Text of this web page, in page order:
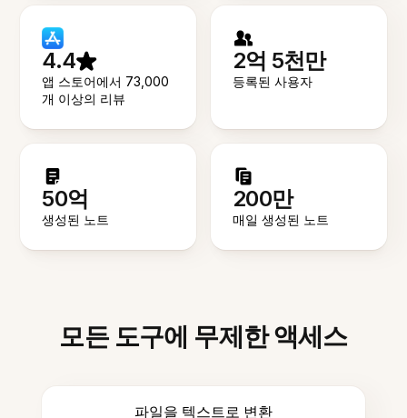
4.4
앱 스토어에서 73,000
개 이상의 리뷰
2억 5천만
등록된 사용자
50억
생성된 노트
200만
매일 생성된 노트
모든 도구에 무제한 액세스
파일을 텍스트로 변환